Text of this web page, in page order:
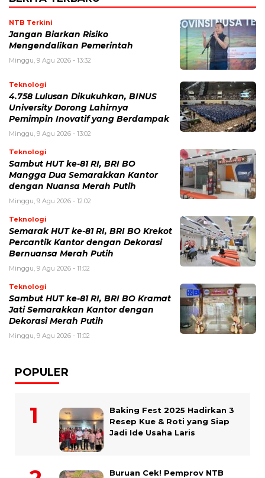
NTB Terkini
Jangan Biarkan Risiko
Mengendalikan Pemerintah
Minggu, 9 Agu 2026 - 13:32
Teknologi
4.758 Lulusan Dikukuhkan, BINUS
University Dorong Lahirnya
Pemimpin Inovatif yang Berdampak
Minggu, 9 Agu 2026 - 13:02
Teknologi
Sambut HUT ke-81 RI, BRI BO
Mangga Dua Semarakkan Kantor
dengan Nuansa Merah Putih
Minggu, 9 Agu 2026 - 12:02
Teknologi
Semarak HUT ke-81 RI, BRI BO Krekot
Percantik Kantor dengan Dekorasi
Bernuansa Merah Putih
Minggu, 9 Agu 2026 - 11:02
Teknologi
Sambut HUT ke-81 RI, BRI BO Kramat
Jati Semarakkan Kantor dengan
Dekorasi Merah Putih
Minggu, 9 Agu 2026 - 11:02
POPULER
Baking Fest 2025 Hadirkan 3
Resep Kue & Roti yang Siap
Jadi Ide Usaha Laris
Buruan Cek! Pemprov NTB